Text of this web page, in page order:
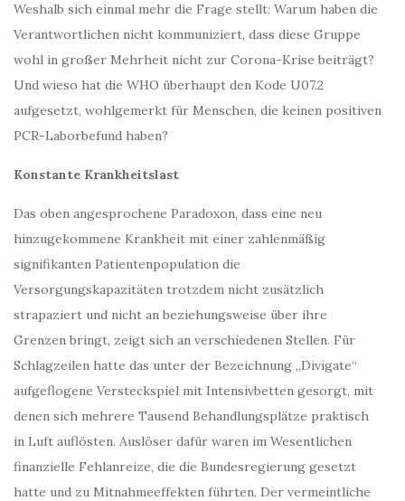
Weshalb sich einmal mehr die Frage stellt: Warum haben die
Verantwortlichen nicht kommuniziert, dass diese Gruppe
wohl in großer Mehrheit nicht zur Corona-Krise beiträgt?
Und wieso hat die WHO überhaupt den Kode U07.2
aufgesetzt, wohlgemerkt für Menschen, die keinen positiven
PCR-Laborbefund haben?
Konstante Krankheitslast
Das oben angesprochene Paradoxon, dass eine neu
hinzugekommene Krankheit mit einer zahlenmäßig
signifikanten Patientenpopulation die
Versorgungskapazitäten trotzdem nicht zusätzlich
strapaziert und nicht an beziehungsweise über ihre
Grenzen bringt, zeigt sich an verschiedenen Stellen. Für
Schlagzeilen hatte das unter der Bezeichnung „Divigate“
aufgeflogene Versteckspiel mit Intensivbetten gesorgt, mit
denen sich mehrere Tausend Behandlungsplätze praktisch
in Luft auflösten. Auslöser dafür waren im Wesentlichen
finanzielle Fehlanreize, die die Bundesregierung gesetzt
hatte und zu Mitnahmeeffekten führten. Der vermeintliche